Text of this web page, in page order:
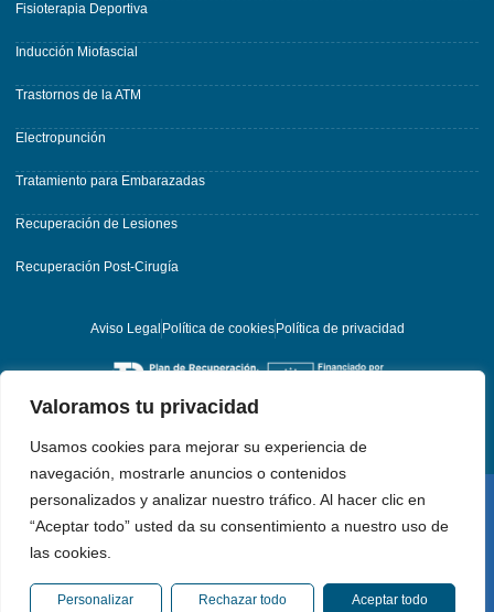
Valoramos tu privacidad
Usamos cookies para mejorar su experiencia de
navegación, mostrarle anuncios o contenidos
personalizados y analizar nuestro tráfico. Al hacer clic en
“Aceptar todo” usted da su consentimiento a nuestro uso de
las cookies.
Personalizar Rechazar todo Aceptar todo
Fisioterapia Deportiva
Inducción Miofascial
Trastornos de la ATM
Electropunción
Tratamiento para Embarazadas
Recuperación de Lesiones
Recuperación Post-Cirugía
Aviso Legal Política de cookies Política de privacidad
Copyright © 2025 Pterion Osetopatia y Fisioterapia. Todos los derechos reservados.
Desarrollado por Wilapp